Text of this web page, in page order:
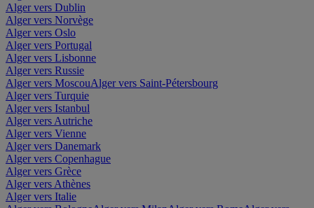
Alger vers Dublin
Alger vers Norvège
Alger vers Oslo
Alger vers Portugal
Alger vers Lisbonne
Alger vers Russie
Alger vers MoscouAlger vers Saint-Pétersbourg
Alger vers Turquie
Alger vers Istanbul
Alger vers Autriche
Alger vers Vienne
Alger vers Danemark
Alger vers Copenhague
Alger vers Grèce
Alger vers Athènes
Alger vers Italie